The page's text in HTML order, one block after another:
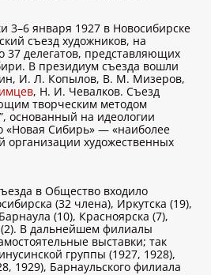
3–6 января 1927 в Новосибирске
съезд художников, на
37 делегатов, представляющих
В президиум съезда вошли
И. Л. Копылов, В. М. Мизеров,
, Н. И. Чевалков. Съезд
творческим методом
основанный на идеологии
«Новая Сибирь» — «наиболее
организации художественных
в Общество входило
(32 члена), Иркутска (19),
(10), Красноярска (7),
В дальнейшем филиалы
выставки; так
группы (1927, 1928),
1929), Барнаульского филиала